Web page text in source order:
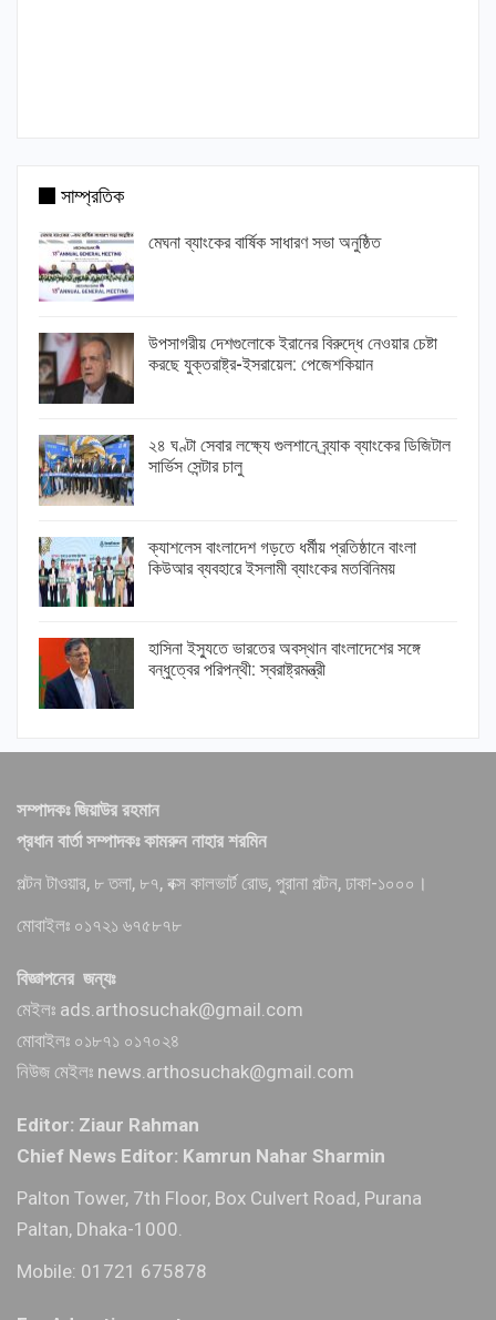
সাম্প্রতিক
মেঘনা ব্যাংকের বার্ষিক সাধারণ সভা অনুষ্ঠিত
উপসাগরীয় দেশগুলোকে ইরানের বিরুদ্ধে নেওয়ার চেষ্টা
করছে যুক্তরাষ্ট্র-ইসরায়েল: পেজেশকিয়ান
২৪ ঘণ্টা সেবার লক্ষ্যে গুলশানে ব্র্যাক ব্যাংকের ডিজিটাল
সার্ভিস সেন্টার চালু
ক্যাশলেস বাংলাদেশ গড়তে ধর্মীয় প্রতিষ্ঠানে বাংলা
কিউআর ব্যবহারে ইসলামী ব্যাংকের মতবিনিময়
হাসিনা ইস্যুতে ভারতের অবস্থান বাংলাদেশের সঙ্গে
বন্ধুত্বের পরিপন্থী: স্বরাষ্ট্রমন্ত্রী
সম্পাদকঃ জিয়াউর রহমান
প্রধান বার্তা সম্পাদকঃ কামরুন নাহার শরমিন
পল্টন টাওয়ার, ৮ তলা, ৮৭, বক্স কালভার্ট রোড, পুরানা পল্টন, ঢাকা-১০০০।
মোবাইলঃ ০১৭২১ ৬৭৫৮৭৮
বিজ্ঞাপনের জন্যঃ
মেইলঃ ads.arthosuchak@gmail.com
মোবাইলঃ ০১৮৭১ ০১৭০২৪
নিউজ মেইলঃ news.arthosuchak@gmail.com
Editor: Ziaur Rahman
Chief News Editor: Kamrun Nahar Sharmin
Palton Tower, 7th Floor, Box Culvert Road, Purana
Paltan, Dhaka-1000.
Mobile: 01721 675878